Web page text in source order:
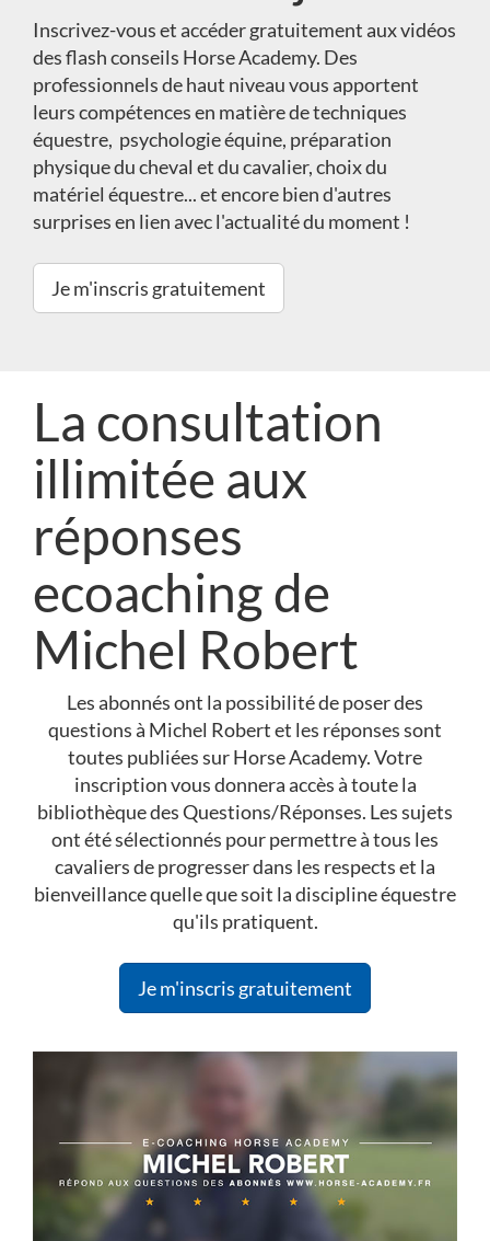
Inscrivez-vous et accéder gratuitement aux vidéos
des flash conseils Horse Academy. Des
professionnels de haut niveau vous apportent
leurs compétences en matière de techniques
équestre, psychologie équine, préparation
physique du cheval et du cavalier, choix du
matériel équestre... et encore bien d'autres
surprises en lien avec l'actualité du moment !
Je m'inscris gratuitement
La consultation
illimitée aux
réponses
ecoaching de
Michel Robert
Les abonnés ont la possibilité de poser des
questions à Michel Robert et les réponses sont
toutes publiées sur Horse Academy. Votre
inscription vous donnera accès à toute la
bibliothèque des Questions/Réponses. Les sujets
ont été sélectionnés pour permettre à tous les
cavaliers de progresser dans les respects et la
bienveillance quelle que soit la discipline équestre
qu'ils pratiquent.
Je m'inscris gratuitement